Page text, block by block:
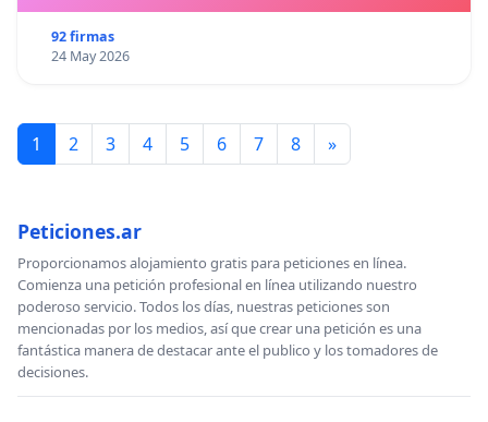
92 firmas
24 May 2026
1 2 3 4 5 6 7 8 »
Peticiones.ar
Proporcionamos alojamiento gratis para peticiones en línea.
Comienza una petición profesional en línea utilizando nuestro
poderoso servicio. Todos los días, nuestras peticiones son
mencionadas por los medios, así que crear una petición es una
fantástica manera de destacar ante el publico y los tomadores de
decisiones.